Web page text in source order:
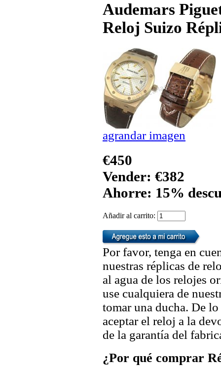
Audemars
Reloj Suizo
agrandar imagen
€450
Vender: €382
Ahorre: 15%
Añadir al carrito:
Por favor, tenga en
nuestras réplicas de
al agua de los relojes
use cualquiera de
tomar una ducha. De
aceptar el reloj a la
de la garantía del
¿Por qué comprar